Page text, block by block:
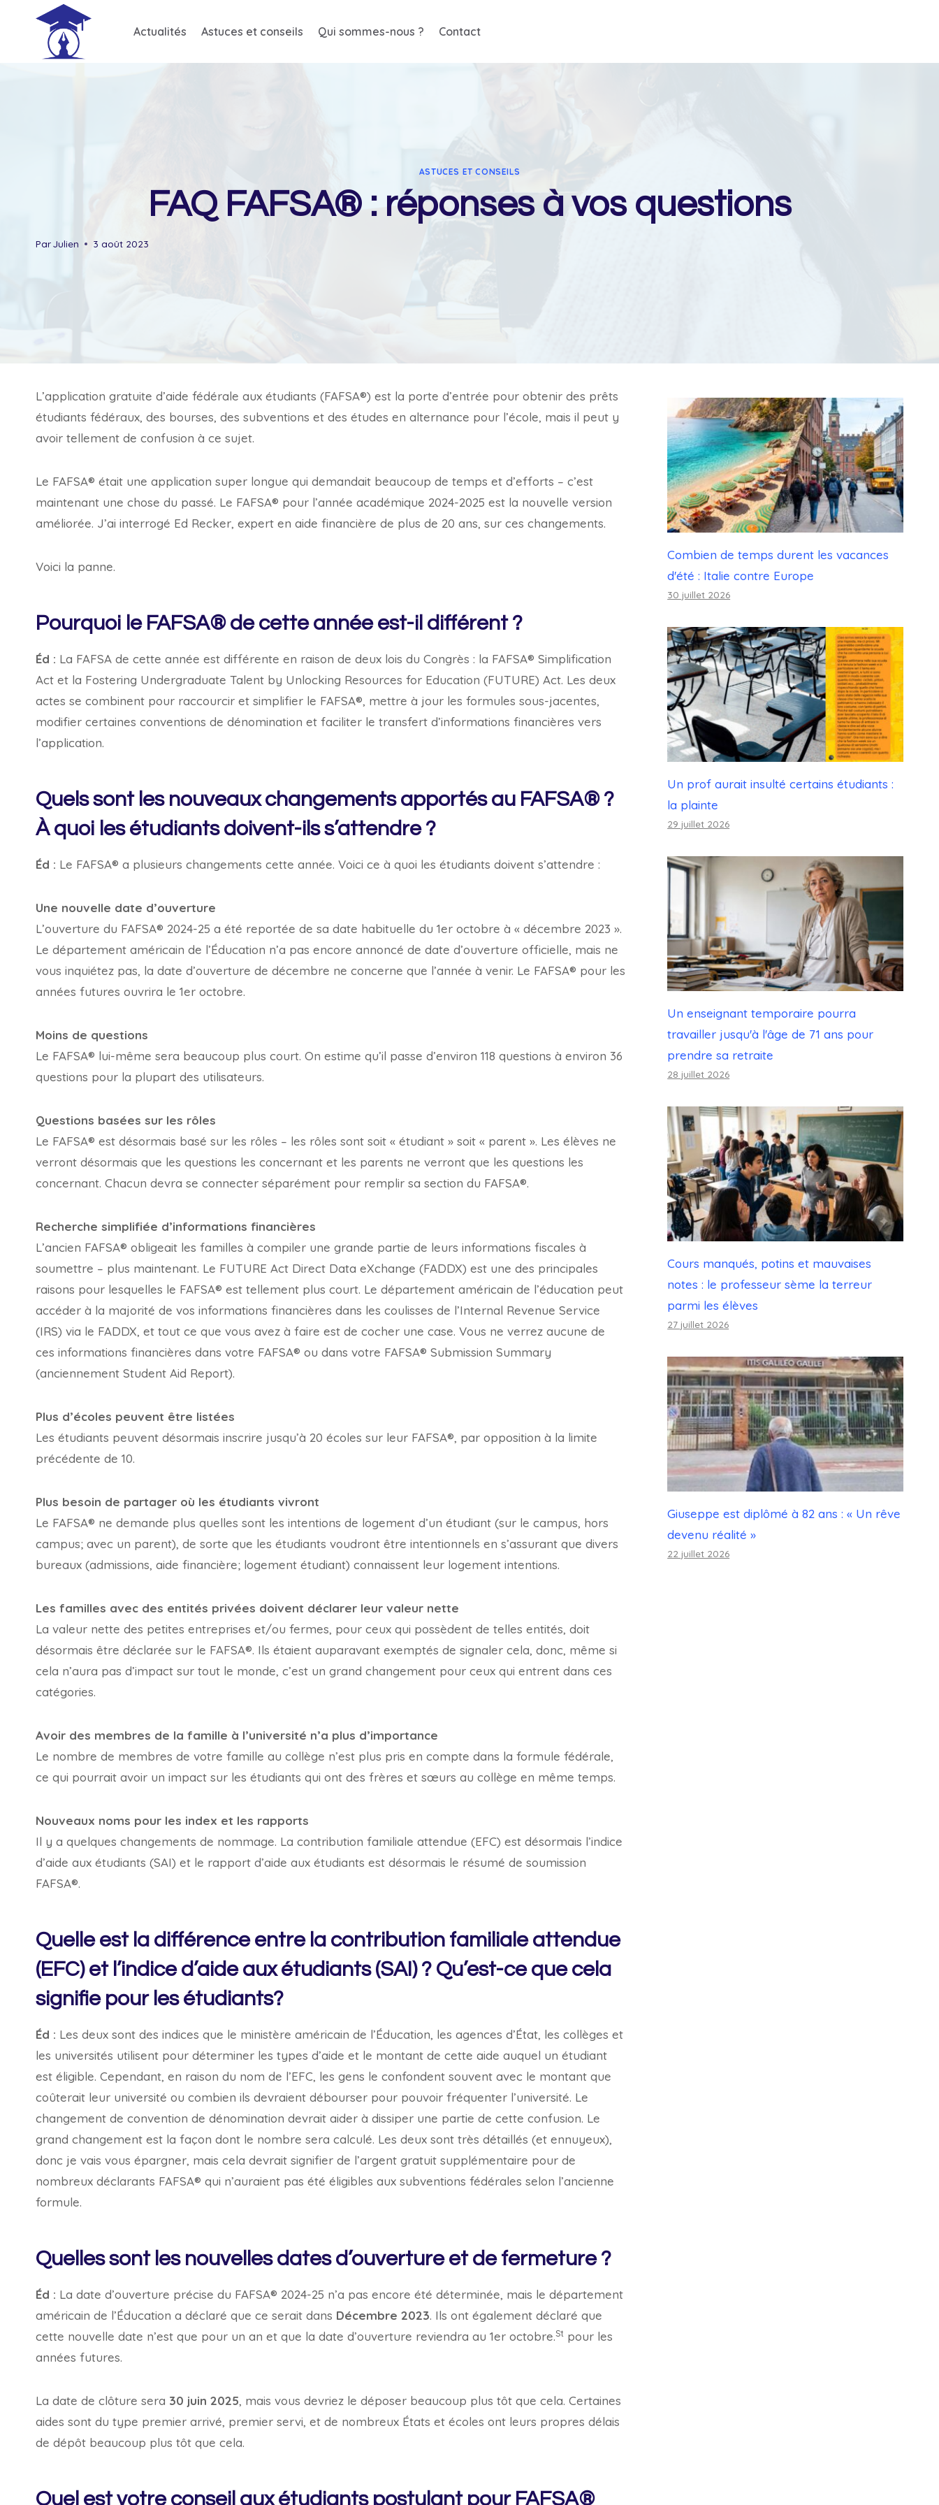
Actualités Astuces et conseils Qui sommes-nous ? Contact
ASTUCES ET CONSEILS
FAQ FAFSA® : réponses à vos questions
ParJulien 3 août 2023
L’application gratuite d’aide fédérale aux étudiants (FAFSA®) est la porte d’entrée pour obtenir des prêts
étudiants fédéraux, des bourses, des subventions et des études en alternance pour l’école, mais il peut y
avoir tellement de confusion à ce sujet.
Le FAFSA® était une application super longue qui demandait beaucoup de temps et d’efforts – c’est
maintenant une chose du passé. Le FAFSA® pour l’année académique 2024-2025 est la nouvelle version
améliorée. J’ai interrogé Ed Recker, expert en aide financière de plus de 20 ans, sur ces changements.
Voici la panne.
Pourquoi le FAFSA® de cette année est-il différent ?
Éd : La FAFSA de cette année est différente en raison de deux lois du Congrès : la FAFSA® Simplification
Act et la Fostering Undergraduate Talent by Unlocking Resources for Education (FUTURE) Act. Les deux
actes se combinent pour raccourcir et simplifier le FAFSA®, mettre à jour les formules sous-jacentes,
modifier certaines conventions de dénomination et faciliter le transfert d’informations financières vers
l’application.
Quels sont les nouveaux changements apportés au FAFSA® ?
À quoi les étudiants doivent-ils s’attendre ?
Éd : Le FAFSA® a plusieurs changements cette année. Voici ce à quoi les étudiants doivent s’attendre :
Une nouvelle date d’ouverture
L’ouverture du FAFSA® 2024-25 a été reportée de sa date habituelle du 1er octobre à « décembre 2023 ».
Le département américain de l’Éducation n’a pas encore annoncé de date d’ouverture officielle, mais ne
vous inquiétez pas, la date d’ouverture de décembre ne concerne que l’année à venir. Le FAFSA® pour les
années futures ouvrira le 1er octobre.
Moins de questions
Le FAFSA® lui-même sera beaucoup plus court. On estime qu’il passe d’environ 118 questions à environ 36
questions pour la plupart des utilisateurs.
Questions basées sur les rôles
Le FAFSA® est désormais basé sur les rôles – les rôles sont soit « étudiant » soit « parent ». Les élèves ne
verront désormais que les questions les concernant et les parents ne verront que les questions les
concernant. Chacun devra se connecter séparément pour remplir sa section du FAFSA®.
Recherche simplifiée d’informations financières
L’ancien FAFSA® obligeait les familles à compiler une grande partie de leurs informations fiscales à
soumettre – plus maintenant. Le FUTURE Act Direct Data eXchange (FADDX) est une des principales
raisons pour lesquelles le FAFSA® est tellement plus court. Le département américain de l’éducation peut
accéder à la majorité de vos informations financières dans les coulisses de l’Internal Revenue Service
(IRS) via le FADDX, et tout ce que vous avez à faire est de cocher une case. Vous ne verrez aucune de
ces informations financières dans votre FAFSA® ou dans votre FAFSA® Submission Summary
(anciennement Student Aid Report).
Plus d’écoles peuvent être listées
Les étudiants peuvent désormais inscrire jusqu’à 20 écoles sur leur FAFSA®, par opposition à la limite
précédente de 10.
Plus besoin de partager où les étudiants vivront
Le FAFSA® ne demande plus quelles sont les intentions de logement d’un étudiant (sur le campus, hors
campus; avec un parent), de sorte que les étudiants voudront être intentionnels en s’assurant que divers
bureaux (admissions, aide financière; logement étudiant) connaissent leur logement intentions.
Les familles avec des entités privées doivent déclarer leur valeur nette
La valeur nette des petites entreprises et/ou fermes, pour ceux qui possèdent de telles entités, doit
désormais être déclarée sur le FAFSA®. Ils étaient auparavant exemptés de signaler cela, donc, même si
cela n’aura pas d’impact sur tout le monde, c’est un grand changement pour ceux qui entrent dans ces
catégories.
Avoir des membres de la famille à l’université n’a plus d’importance
Le nombre de membres de votre famille au collège n’est plus pris en compte dans la formule fédérale,
ce qui pourrait avoir un impact sur les étudiants qui ont des frères et sœurs au collège en même temps.
Nouveaux noms pour les index et les rapports
Il y a quelques changements de nommage. La contribution familiale attendue (EFC) est désormais l’indice
d’aide aux étudiants (SAI) et le rapport d’aide aux étudiants est désormais le résumé de soumission
FAFSA®.
Quelle est la différence entre la contribution familiale attendue
(EFC) et l’indice d’aide aux étudiants (SAI) ? Qu’est-ce que cela
signifie pour les étudiants?
Éd : Les deux sont des indices que le ministère américain de l’Éducation, les agences d’État, les collèges et
les universités utilisent pour déterminer les types d’aide et le montant de cette aide auquel un étudiant
est éligible. Cependant, en raison du nom de l’EFC, les gens le confondent souvent avec le montant que
coûterait leur université ou combien ils devraient débourser pour pouvoir fréquenter l’université. Le
changement de convention de dénomination devrait aider à dissiper une partie de cette confusion. Le
grand changement est la façon dont le nombre sera calculé. Les deux sont très détaillés (et ennuyeux),
donc je vais vous épargner, mais cela devrait signifier de l’argent gratuit supplémentaire pour de
nombreux déclarants FAFSA® qui n’auraient pas été éligibles aux subventions fédérales selon l’ancienne
formule.
Quelles sont les nouvelles dates d’ouverture et de fermeture ?
Éd : La date d’ouverture précise du FAFSA® 2024-25 n’a pas encore été déterminée, mais le département
américain de l’Éducation a déclaré que ce serait dans Décembre 2023. Ils ont également déclaré que
cette nouvelle date n’est que pour un an et que la date d’ouverture reviendra au 1er octobre.St pour les
années futures.
La date de clôture sera 30 juin 2025, mais vous devriez le déposer beaucoup plus tôt que cela. Certaines
aides sont du type premier arrivé, premier servi, et de nombreux États et écoles ont leurs propres délais
de dépôt beaucoup plus tôt que cela.
Quel est votre conseil aux étudiants postulant pour FAFSA®
Combien de temps durent les vacances
d'été : Italie contre Europe
30 juillet 2026
Un prof aurait insulté certains étudiants :
la plainte
29 juillet 2026
Un enseignant temporaire pourra
travailler jusqu'à l'âge de 71 ans pour
prendre sa retraite
28 juillet 2026
Cours manqués, potins et mauvaises
notes : le professeur sème la terreur
parmi les élèves
27 juillet 2026
Giuseppe est diplômé à 82 ans : « Un rêve
devenu réalité »
22 juillet 2026